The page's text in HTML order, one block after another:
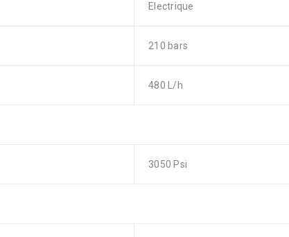
Electrique
210 bars
480 L/h
3050 Psi